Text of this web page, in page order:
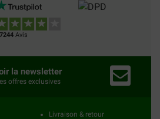
Avis
la newsletter
offres exclusives
Livraison & retour